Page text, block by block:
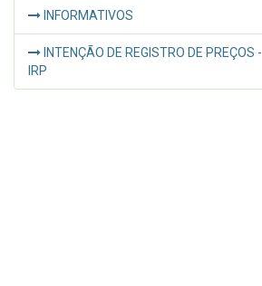
INFORMATIVOS
INTENÇÃO DE REGISTRO DE PREÇOS -
IRP